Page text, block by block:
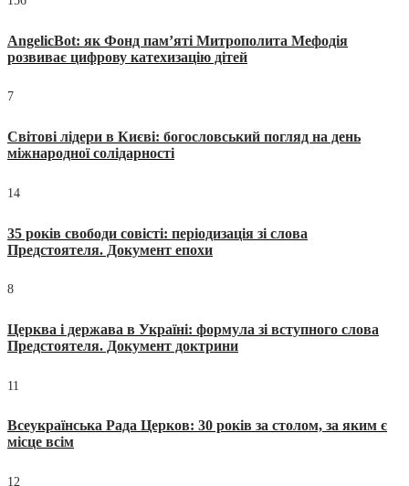
AngelicBot: як Фонд пам’яті Митрополита Мефодія
розвиває цифрову катехизацію дітей
7
Світові лідери в Києві: богословський погляд на день
міжнародної солідарності
14
35 років свободи совісті: періодизація зі слова
Предстоятеля. Документ епохи
8
Церква і держава в Україні: формула зі вступного слова
Предстоятеля. Документ доктрини
11
Всеукраїнська Рада Церков: 30 років за столом, за яким є
місце всім
12